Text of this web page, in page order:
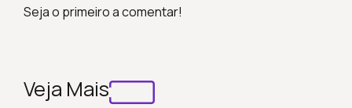
Seja o primeiro a comentar!
Veja Mais